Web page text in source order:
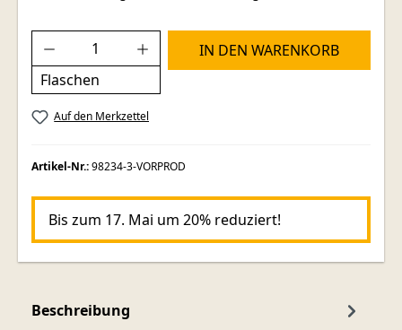
Produkt Anzahl: Gib den gewünschten
Flaschen
IN DEN WARENKORB
Auf den Merkzettel
Artikel-Nr.:98234-3-VORPROD
Bis zum 17. Mai um 20% reduziert!
Beschreibung